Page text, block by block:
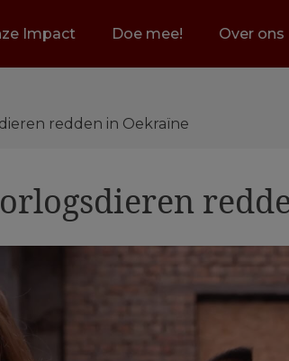
Impact Doe mee! Over ons
redden in Oekraïne